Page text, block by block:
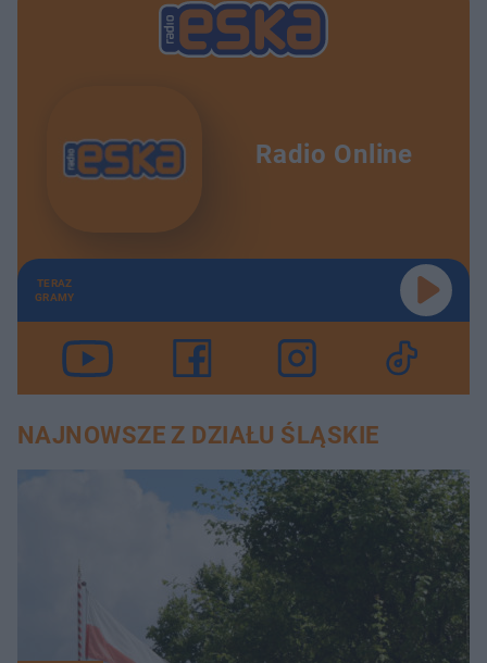
Radio Online
TERAZ
GRAMY
NAJNOWSZE Z DZIAŁU ŚLĄSKIE